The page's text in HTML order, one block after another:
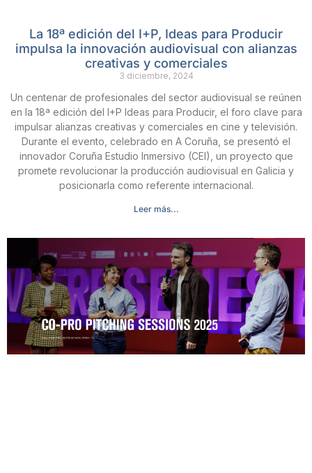
La 18ª edición del I+P, Ideas para Producir
impulsa la innovación audiovisual con alianzas
creativas y comerciales
3 diciembre, 2024
Un centenar de profesionales del sector audiovisual se reúnen
en la 18ª edición del I+P Ideas para Producir, el foro clave para
impulsar alianzas creativas y comerciales en cine y televisión.
Durante el evento, celebrado en A Coruña, se presentó el
innovador Coruña Estudio Inmersivo (CEI), un proyecto que
promete revolucionar la producción audiovisual en Galicia y
posicionarla como referente internacional.
Leer más...